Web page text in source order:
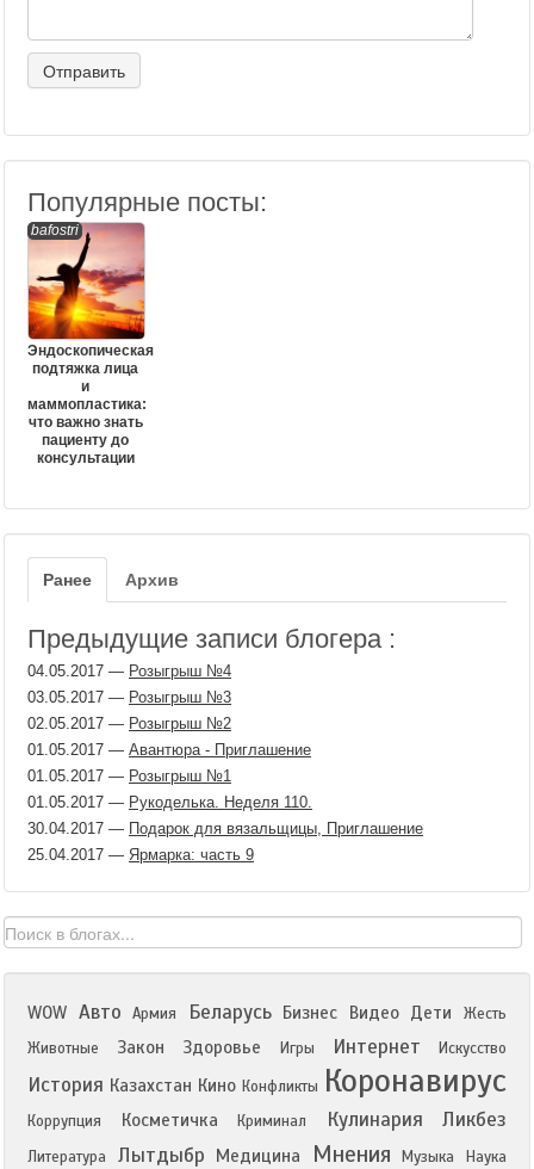
Популярные посты:
bafostri
Эндоскопическая
подтяжка лица
и
маммопластика:
что важно знать
пациенту до
консультации
Ранее Архив
Предыдущие записи блогера :
04.05.2017 — Розыгрыш №4
03.05.2017 — Розыгрыш №3
02.05.2017 — Розыгрыш №2
01.05.2017 — Авантюра - Приглашение
01.05.2017 — Розыгрыш №1
01.05.2017 — Рукоделька. Неделя 110.
30.04.2017 — Подарок для вязальщицы, Приглашение
25.04.2017 — Ярмарка: часть 9
WOW Авто Армия Беларусь Бизнес Видео Дети
Жесть
Животные
Закон Здоровье Игры Интернет Искусство
История Казахстан Кино Конфликты Коронавирус
Коррупция Косметичка Криминал Кулинария Ликбез
Литература Лытдыбр Медицина Мнения Музыка Наука